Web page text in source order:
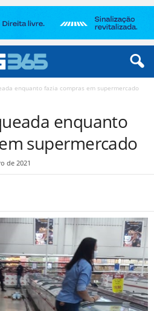
enquanto fazia compras em supermercado
enquanto
supermercado
de 2021